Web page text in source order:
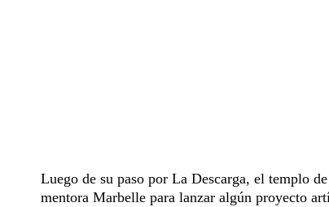
Luego de su paso por La Descarga, el templo
mentora Marbelle para lanzar algún proyecto